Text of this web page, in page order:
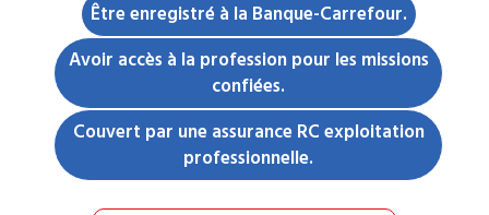
Être enregistré à la Banque-Carrefour.
Avoir accès à la profession pour les missions
confiées.
Couvert par une assurance RC exploitation
professionnelle.